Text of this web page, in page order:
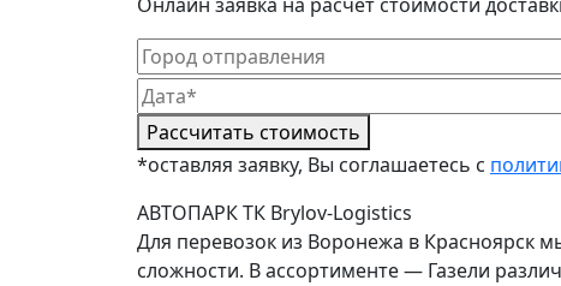
Онлайн заявка на расчет стоимости
Рассчитать стоимость
*оставляя заявку, Вы соглашаетесь с
АВТОПАРК ТК Brylov-Logistics
Для перевозок из Воронежа в Красноярск
сложности. В ассортименте — Газели